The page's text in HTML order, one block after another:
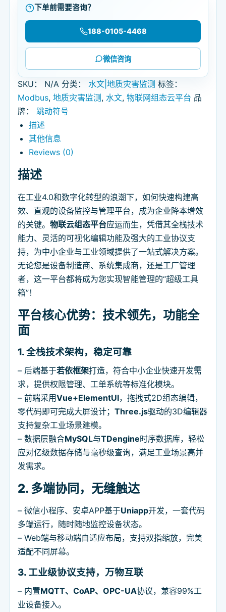
下单前需要咨询？
188-0105-4468
微信咨询
SKU： N/A 分类： 水文|地质灾害监测 标签：
Modbus, 地质灾害监测 , 水文, 物联网组态云平台 品
牌： 跳动符号
描述
其他信息
Reviews (0)
描述
在工业4.0和数字化转型的浪潮下，如何快速构建高
效、直观的设备监控与管理平台，成为企业降本增效
的关键。 物联云组态平台应运而生，凭借其全栈技术
能力、灵活的可视化编辑功能及强大的工业协议支
持，为中小企业与工业领域提供了一站式解决方案。
无论您是设备制造商、系统集成商，还是工厂管理
者，这一平台都将成为您实现智能管理的“超级工具
箱”！
平台核心优势：技术领先，功能全
面
1. 全栈技术架构，稳定可靠
– 后端基于若依框架打造，符合中小企业快速开发需
求，提供权限管理、工单系统等标准化模块。
– 前端采用Vue+ElementUI，拖拽式2D组态编辑，
零代码即可完成大屏设计； Three.js驱动的3D编辑器
支持复杂工业场景建模。
– 数据层融合MySQL与TDengine时序数据库，轻松
应对亿级数据存储与毫秒级查询，满足工业场景高并
发需求。
2. 多端协同，无缝触达
– 微信小程序、安卓APP基于Uniapp开发，一套代码
多端运行，随时随地监控设备状态。
– Web端与移动端自适应布局，支持双指缩放，完美
适配不同屏幕。
3. 工业级协议支持，万物互联
– 内置MQTT、CoAP、OPC-UA协议，兼容99%工
业设备接入。